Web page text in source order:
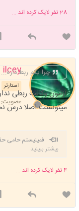
28نفر لایک کرده اند ...
ilcey
استارتر
عضویت: 1403/03/06
چرا یکم ربط
آزمون وکالت ربطی
میتونست اصلا درس
آرمیم💜 بایسم
بیشتر ببینید
4نفر لایک کرده اند ...